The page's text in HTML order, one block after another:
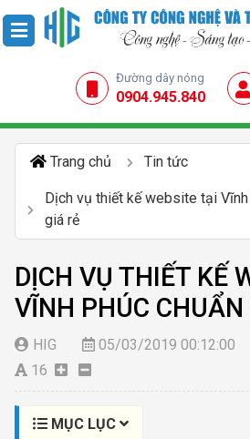
Đường dây nóng
0904.945.840
Trang chủ Tin tức
Dịch vụ thiết kế website tại Vĩnh
giá rẻ
DỊCH VỤ THIẾT KẾ
VĨNH PHÚC CHUẨN
HIG 05/03/2019 00:12:00
16
MỤC LỤC